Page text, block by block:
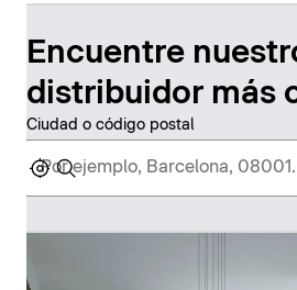
Encuentre
distribuidor más
Ciudad o código postal